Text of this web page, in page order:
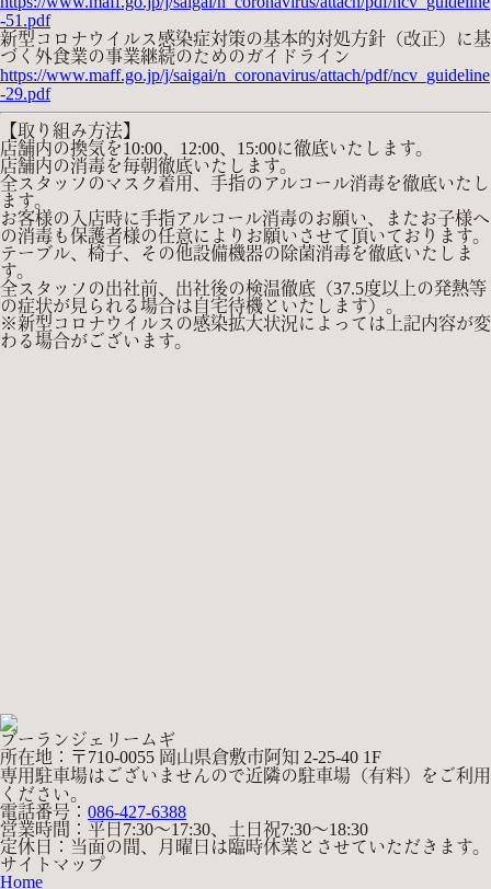
-51.pdf
新型コロナウイルス感染症対策の基本的対処方針（改正）に基
づく外食業の事業継続のためのガイドライン
https://www.maff.go.jp/j/saigai/n_coronavirus/attach/pdf/ncv_guideline
-29.pdf
【取り組み方法】
店舗内の換気を10:00、12:00、15:00に徹底いたします。
店舗内の消毒を毎朝徹底いたします。
全スタッフのマスク着用、手指のアルコール消毒を徹底いたし
ます。
お客様の入店時に手指アルコール消毒のお願い、またお子様へ
の消毒も保護者様の任意によりお願いさせて頂いております。
テーブル、椅子、その他設備機器の除菌消毒を徹底いたしま
す。
全スタッフの出社前、出社後の検温徹底（37.5度以上の発熱等
の症状が見られる場合は自宅待機といたします）。
※新型コロナウイルスの感染拡大状況によっては上記内容が変
わる場合がございます。
ブーランジェリームギ
所在地：〒710-0055 岡山県倉敷市阿知 2-25-40 1F
専用駐車場はございませんので近隣の駐車場（有料）をご利用
ください。
電話番号： 086-427-6388
営業時間：平日7:30～17:30、土日祝7:30～18:30
定休日：当面の間、月曜日は臨時休業とさせていただきます。
サイトマップ
Home